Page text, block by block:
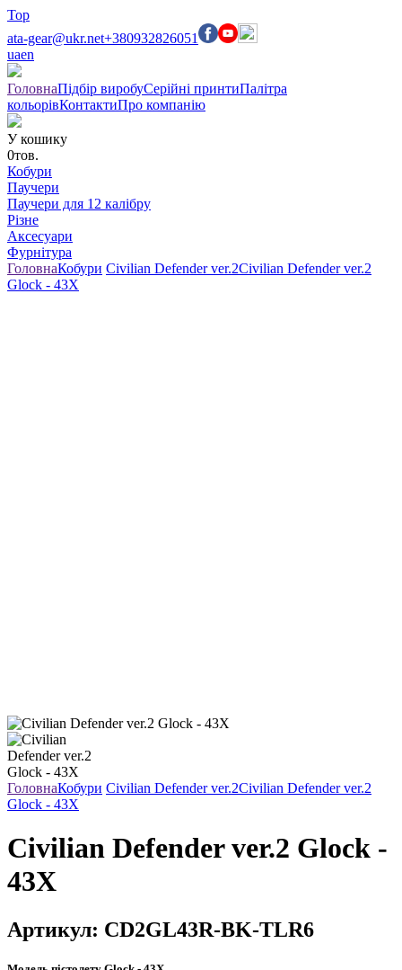
Top
ata-gear@ukr.net+380932826051
uaen
ГоловнаПідбір виробуСерійні принтиПалітра
кольорівКонтактиПро компанію
У кошику
0тов.
Кобури
Паучери
Паучери для 12 калібру
Різне
Аксесуари
Фурнітура
ГоловнаКобури Civilian Defender ver.2Civilian Defender ver.2
Glock - 43X
ГоловнаКобури Civilian Defender ver.2Civilian Defender ver.2
Glock - 43X
Civilian Defender ver.2 Glock -
43X
Артикул: CD2GL43R-BK-TLR6